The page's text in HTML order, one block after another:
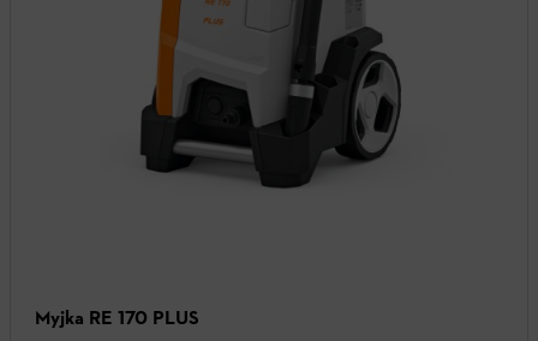
Myjka RE 170 PLUS